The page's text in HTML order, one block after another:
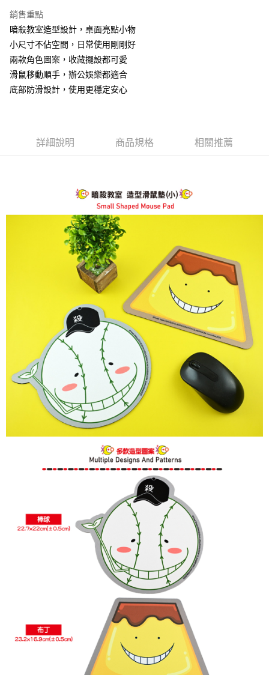
便利好安心！
１．簡單：不需註冊會員、不需綁卡、不需儲值。
２．便利：只要手機號碼，簡訊認證，即可結帳。
３．安心：先確認商品／服務後，再付款。
１．於結帳方式選擇「AFTEE先享後付」後，將跳轉至「AFTEE先享後付」
結帳頁面，進行簡訊認證並確認金額後，即可完成結帳。
購買商品的店家。未經商家同意取消之訂單仍視為有效，需透過AFTEE先享
１．透過由恩沛科技股份有限公司提供之「AFTEE先享後付」服務完成之交
易，需依本服務之必要範圍內提供個人資料，並將交易相關給付款項請求債
權轉讓予恩沛科技股份有限公司。
２．關於個人資料處理事宜，請瀏覽以下網址：
https://aftee.tw/terms/#terms3
３．未成年的使用者請事先徵得法定代理人或監護人之同意方可使用
「AFTEE先享後付」，若未經同意申辦者引起之損失，本公司不負相關責
４．使用「AFTEE先享後付」時，將依據個別帳號之用戶狀況，依本公司即
時審查核予不同之上限額度；若仍有額度不足之情形，本公司將視審查結果
請求用戶進行身份認證。
５．嚴禁一人註冊多個帳號或使用他人資訊註冊。若發現惡意使用之情形，
恩沛科技股份有限公司將有權停止該用戶之使用額度並採取法律行動。
運送方式
全家付款取貨
每筆NT$60，滿NT$499(含以上)免運費
付款後全家取貨
每筆NT$60，滿NT$499(含以上)免運費
每筆NT$120，滿NT$499(含以上)免運費
銷售重點
暗殺教室造型設計，桌面亮點小物
小尺寸不佔空間，日常使用剛剛好
兩款角色圖案，收藏擺設都可愛
滑鼠移動順手，辦公娛樂都適合
底部防滑設計，使用更穩定安心
詳細說明 商品規格 相關推薦